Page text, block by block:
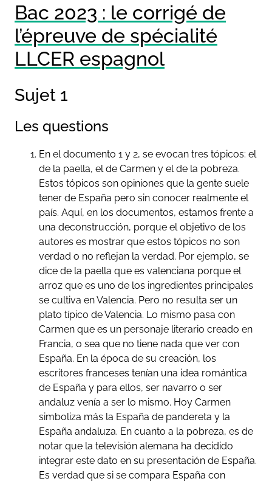
Bac 2023 : le corrigé de
l’épreuve de spécialité
LLCER espagnol
Sujet 1
Les questions
En el documento 1 y 2, se evocan tres tópicos: el
de la paella, el de Carmen y el de la pobreza.
Estos tópicos son opiniones que la gente suele
tener de España pero sin conocer realmente el
país. Aquí, en los documentos, estamos frente a
una deconstrucción, porque el objetivo de los
autores es mostrar que estos tópicos no son
verdad o no reflejan la verdad. Por ejemplo, se
dice de la paella que es valenciana porque el
arroz que es uno de los ingredientes principales
se cultiva en Valencia. Pero no resulta ser un
plato típico de Valencia. Lo mismo pasa con
Carmen que es un personaje literario creado en
Francia, o sea que no tiene nada que ver con
España. En la época de su creación, los
escritores franceses tenían una idea romántica
de España y para ellos, ser navarro o ser
andaluz venía a ser lo mismo. Hoy Carmen
simboliza más la España de pandereta y la
España andaluza. En cuanto a la pobreza, es de
notar que la televisión alemana ha decidido
integrar este dato en su presentación de España.
Es verdad que si se compara España con